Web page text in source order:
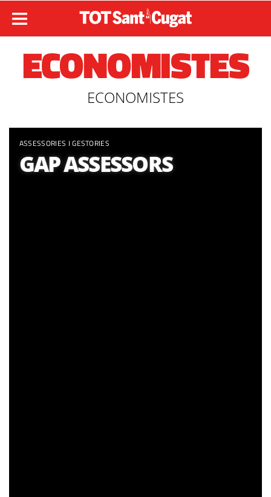
ECONOMISTES
ECONOMISTES
ASSESSORIES I GESTORIES
GAP ASSESSORS